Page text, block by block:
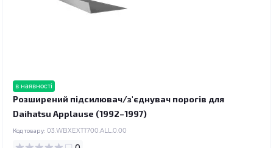
в наявності
Розширений підсилювач/з'єднувач порогів для
Daihatsu Applause (1992–1997)
Код товару: 03.WBXEXT1700.ALL.0.00